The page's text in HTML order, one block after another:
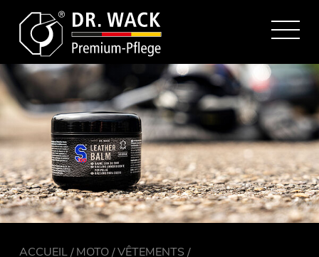
ACCUEIL MOTO VÊTEMENTS